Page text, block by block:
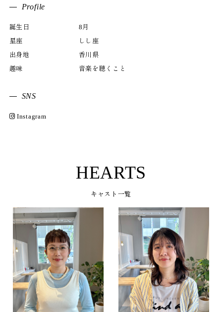
Profile
誕生日
8月
星座
しし座
出身地
香川県
趣味
音楽を聴くこと
SNS
Instagram
HEARTS
キャスト一覧